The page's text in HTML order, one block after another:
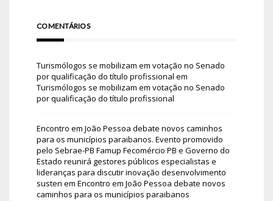
COMENTÁRIOS
Turismólogos se mobilizam em votação no Senado
por qualificação do título profissional em
Turismólogos se mobilizam em votação no Senado
por qualificação do título profissional
Encontro em João Pessoa debate novos caminhos
para os municípios paraibanos. Evento promovido
pelo Sebrae-PB Famup Fecomércio PB e Governo do
Estado reunirá gestores públicos especialistas e
lideranças para discutir inovação desenvolvimento
susten em Encontro em João Pessoa debate novos
caminhos para os municípios paraibanos